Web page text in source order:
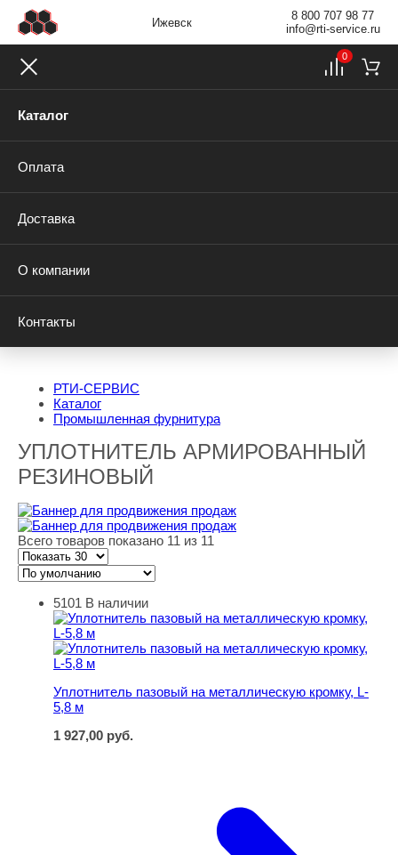
Ижевск
8 800 707 98 77
info@rti-service.ru
Каталог
Оплата
Доставка
О компании
Контакты
0
РТИ-СЕРВИС
Каталог
Промышленная фурнитура
УПЛОТНИТЕЛЬ АРМИРОВАННЫЙ
РЕЗИНОВЫЙ
Всего товаров показано 11 из 11
Уплотнитель пазовый на металлическую кромку, L-5,8 м
5101 В наличии
Уплотнитель пазовый на металлическую кромку, L-
5,8 м
1 927,00 руб.